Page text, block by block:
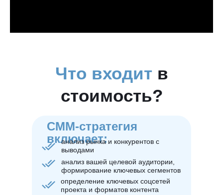
Что входитв
стоимость?
СММ-стратегия
включает:
анализ рынка и конкурентов с
выводами
анализ вашей целевой аудитории,
формирование ключевых сегментов
определение ключевых соцсетей
проекта и форматов контента